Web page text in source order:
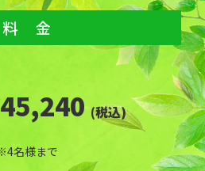
料 金
(税込)
名様まで